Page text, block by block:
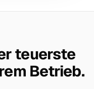
teuerste
Betrieb.